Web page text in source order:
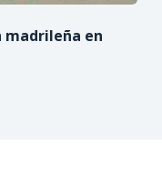
madrileña en